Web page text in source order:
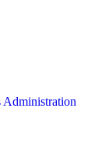
Administration